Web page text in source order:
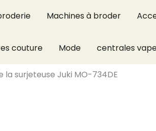
Machines à broder
couture Mode centrales
la surjeteuse Juki MO-734DE